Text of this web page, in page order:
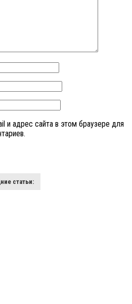
и адрес сайта в этом браузере для
статьи: